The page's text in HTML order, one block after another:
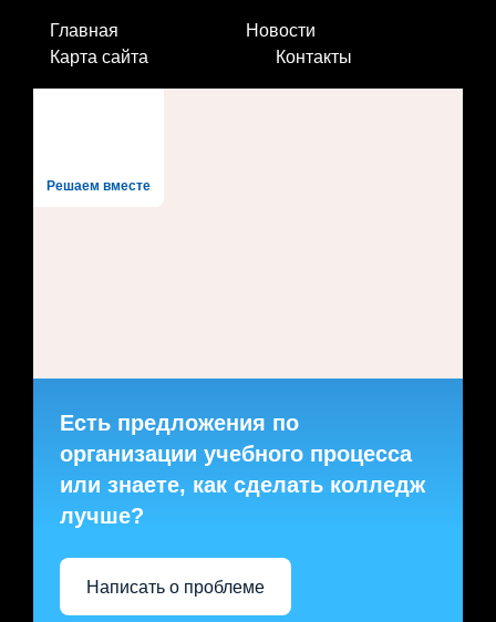
Главная
Новости
Карта сайта
Контакты
Решаем вместе
Есть предложения по
организации учебного процесса
или знаете, как сделать колледж
лучше?
Написать о проблеме